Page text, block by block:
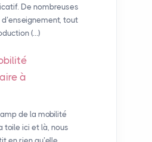
De nombreuses
tout
(…)
à
de la mobilité
toile ici et là, nous